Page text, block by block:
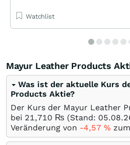
Watchlist
Mayur Leather Products
Was ist der aktuelle Kurs
Products Aktie?
Der Kurs der Mayur Leather
bei 21,710 ₨ (Stand:
Veränderung von -4,57 %